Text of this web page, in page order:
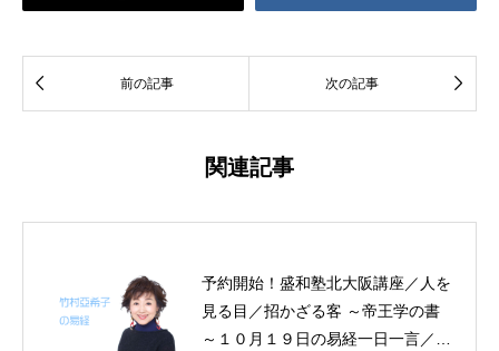
 前の記事 次の記事 
関連記事
予約開始！盛和塾北大阪講座／人を
見る目／招かざる客 ～帝王学の書
～１０月１９日の易経一日一言／一